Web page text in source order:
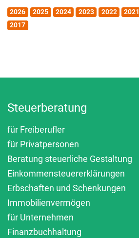
2026 2025 2024 2023 2022 2021
2017
Steuerberatung
für Freiberufler
für Privatpersonen
Beratung steuerliche Gestaltung
Einkommensteuererklärungen
Erbschaften und Schenkungen
Immobilienvermögen
für Unternehmen
Finanzbuchhaltung